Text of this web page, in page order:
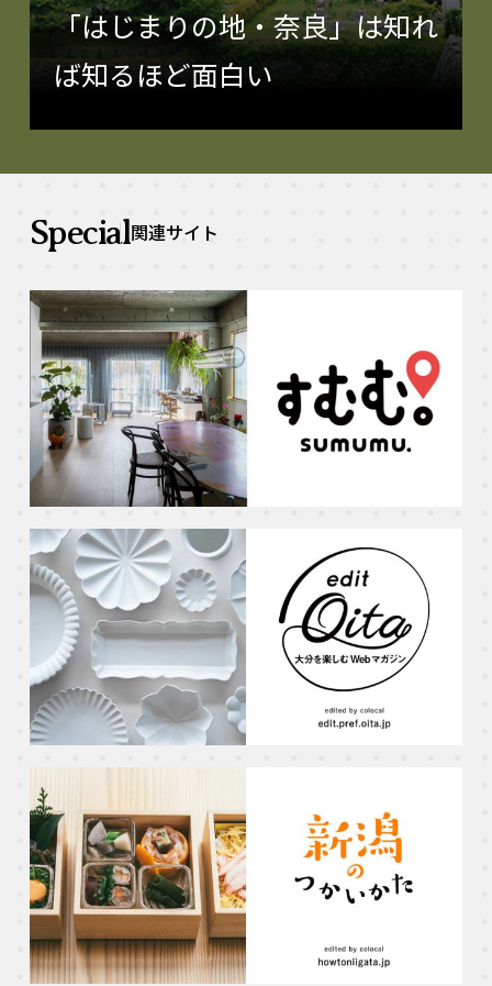
「はじまりの地・奈良」は知れ
ば知るほど面白い
Special関連サイト